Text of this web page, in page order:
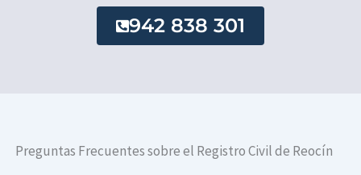
942 838 301
Preguntas Frecuentes sobre el Registro Civil de Reocín